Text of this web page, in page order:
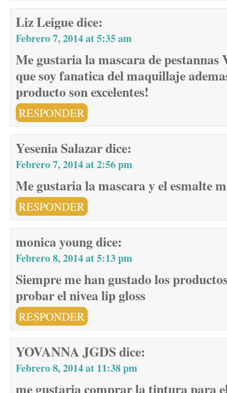
Liz Leiguedice:
Febrero 7, 2014 at 5:35 am
Me gustaria la mascara de
que soy fanatica del maquillaje
producto son excelentes!
RESPONDER
Yesenia Salazardice:
Febrero 7, 2014 at 2:56 pm
Me gustaria la mascara y el esmalte
RESPONDER
monica youngdice:
Febrero 8, 2014 at 5:13 pm
Siempre me han gustado los
probar el nivea lip gloss
RESPONDER
YOVANNA JGDSdice:
Febrero 8, 2014 at 11:38 pm
me gustaria comprar la tintura para